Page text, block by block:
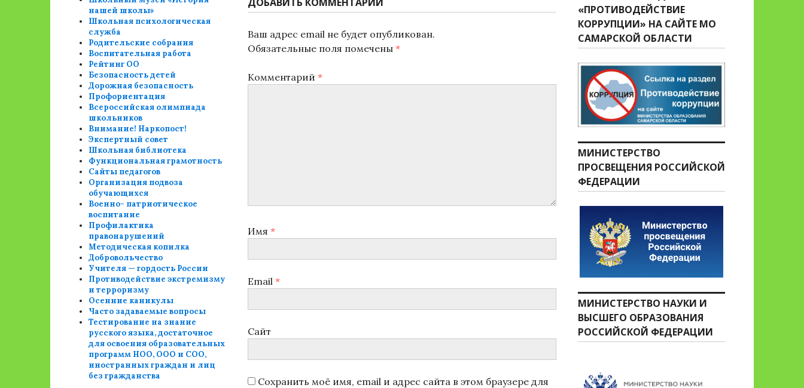
Ваш адрес email не будет опубликован.
Обязательные поля помечены *
Комментарий *
Имя *
Email *
Сайт
Сохранить моё имя, email и адрес сайта в этом браузере для
нашей школы»
Школьная психологическая
служба
Родительские собрания
Воспитательная работа
Рейтинг ОО
Безопасность детей
Дорожная безопасность
Профориентация
Всероссийская олимпиада
школьников
Внимание! Наркопост!
Экспертный совет
Школьная библиотека
Функциональная грамотность
Сайты педагогов
Организация подвоза
обучающихся
Военно- патриотическое
воспитание
Профилактика
правонарушений
Методическая копилка
Добровольчество
Учителя — гордость России
Противодействие экстремизму
и терроризму
Осенние каникулы
Часто задаваемые вопросы
Тестирование на знание
русского языка, достаточное
для освоения образовательных
программ НОО, ООО и СОО,
иностранных граждан и лиц
без гражданства
«ПРОТИВОДЕЙСТВИЕ
КОРРУПЦИИ» НА САЙТЕ МО
САМАРСКОЙ ОБЛАСТИ
МИНИСТЕРСТВО
ПРОСВЕЩЕНИЯ РОССИЙСКОЙ
ФЕДЕРАЦИИ
МИНИСТЕРСТВО НАУКИ И
ВЫСШЕГО ОБРАЗОВАНИЯ
РОССИЙСКОЙ ФЕДЕРАЦИИ